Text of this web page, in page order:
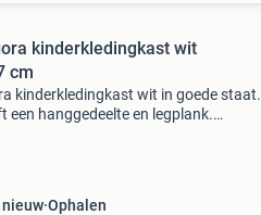
kinderkledingkast wit
cm
kinderkledingkast wit in goede staat.
een hanggedeelte en legplank.
nieuw Ophalen